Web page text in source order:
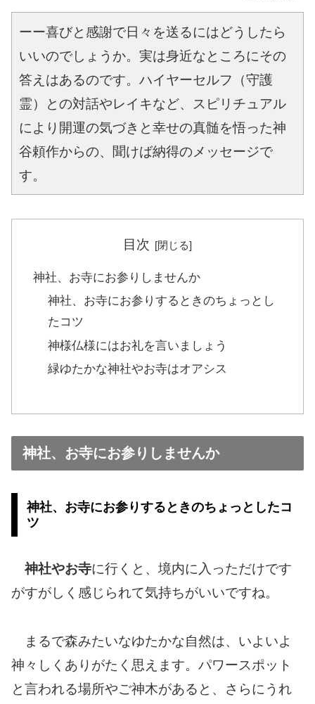
ーー喜びと感謝で日々を送るにはどうしたら
いいのでしょうか。実は身近なところにその
答えはあるのです。ハイヤーセルフ（守護
霊）との対話やレイキなど、スピリチュアル
により開運の気づきと幸せの真髄を悟った神
谷頼作からの、聞けば納得のメッセージで
す。
目次
神社、お寺にお参りしませんか
神社、お寺にお参りするときのちょっとし
たコツ
神様仏様にはお礼を言いましょう
緑ゆたかな神社やお寺はオアシス
神社、お寺にお参りしませんか
神社、お寺にお参りするときのちょっとしたコ
ツ
神社やお寺に行くと、境内に入っただけです
がすがしく感じられて気持ちがいいですね。
まるで森みたいなゆたかな自然は、いよいよ
神々しくありがたく思えます。パワースポット
と言われる場所やご神木があると、さらにうれ